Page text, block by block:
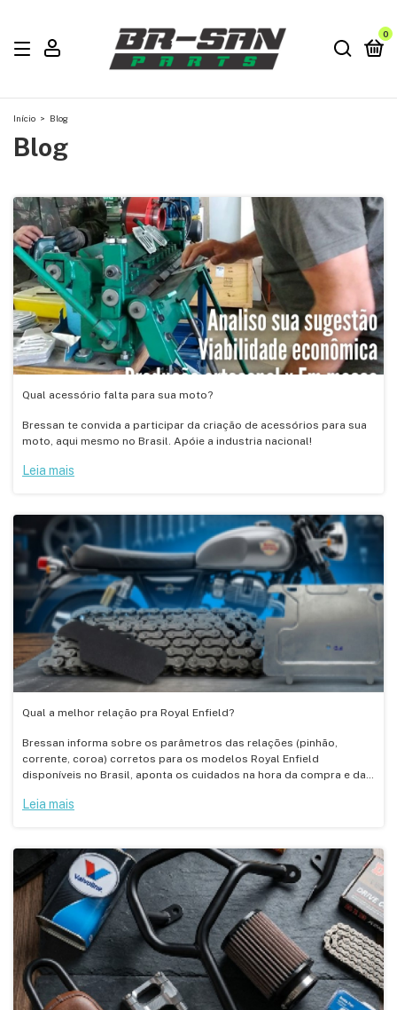
0
Início > Blog
Blog
Qual acessório falta para sua moto?
Bressan te convida a participar da criação de acessórios para sua
moto, aqui mesmo no Brasil. Apóie a industria nacional!
Leia mais
Qual a melhor relação pra Royal Enfield?
Bressan informa sobre os parâmetros das relações (pinhão,
corrente, coroa) corretos para os modelos Royal Enfield
disponíveis no Brasil, aponta os cuidados na hora da compra e da
Leia mais